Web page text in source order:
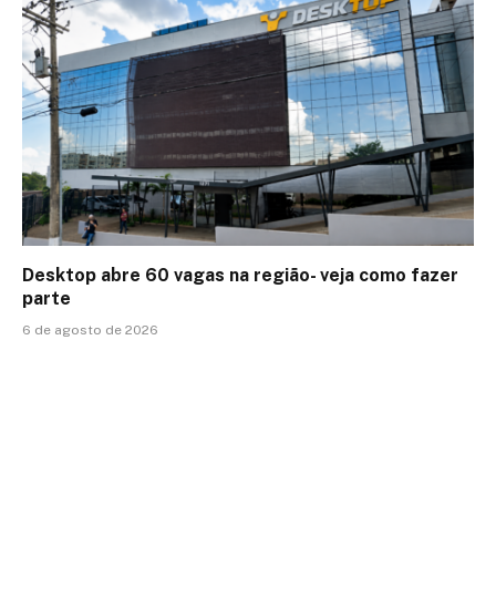
Desktop abre 60 vagas na região- veja como fazer
parte
6 de agosto de 2026